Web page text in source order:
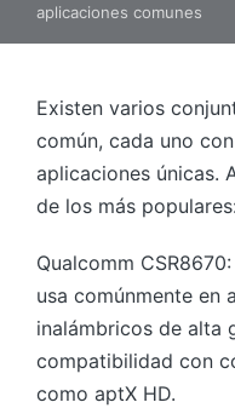
aplicaciones comunes
Existen varios
común, cada uno
aplicaciones únicas.
de los más populares:
Qualcomm
usa comúnmente en
inalámbricos de alta
compatibilidad con
como aptX HD.